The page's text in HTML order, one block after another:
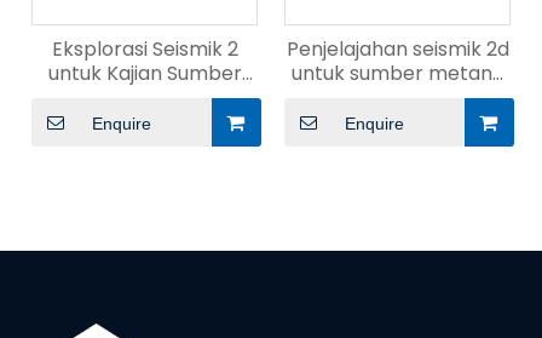
Eksplorasi Seismik 2
untuk Kajian Sumber
Enquire
Penjelajahan seismik 2d
untuk sumber metana
Enquire